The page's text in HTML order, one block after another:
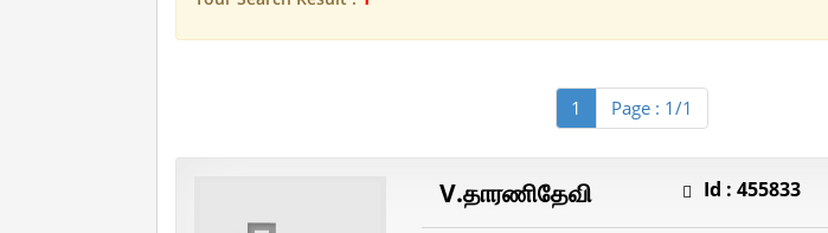
1 Page : 1/1
V.தாரணிதேவி Id :455833